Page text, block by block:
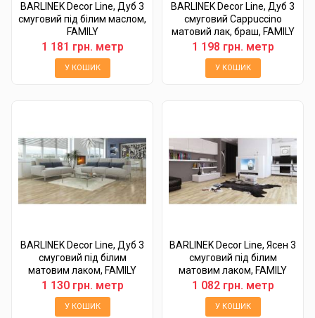
BARLINEK Decor Line, Дуб 3
смуговий під білим маслом,
FAMILY
1 181 грн. метр
У КОШИК
BARLINEK Decor Line, Дуб 3
смуговий Cappuccino
матовий лак, браш, FAMILY
1 198 грн. метр
У КОШИК
BARLINEK Decor Line, Дуб 3
смуговий під білим
матовим лаком, FAMILY
1 130 грн. метр
У КОШИК
BARLINEK Decor Line, Ясен 3
смуговий під білим
матовим лаком, FAMILY
1 082 грн. метр
У КОШИК